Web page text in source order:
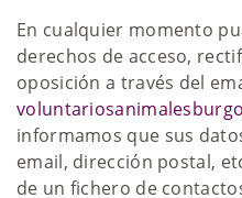
En cualquier momento
derechos de acceso,
oposición a través del
informamos que sus
email, dirección postal,
de un fichero de